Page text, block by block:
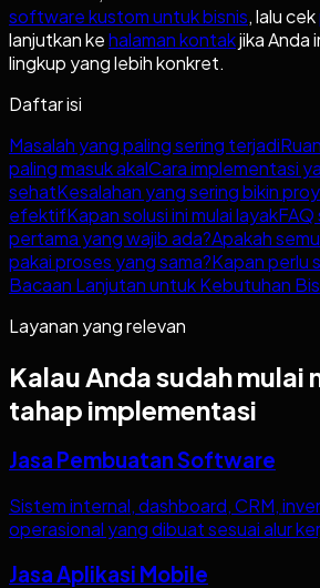
software kustom untuk bisnis, lalu cek
lanjutkan kehalaman kontakjika Anda
lingkup yang lebih konkret.
Daftar isi
Masalah yang paling sering terjadi
paling masuk akalCara implementasi
sehatKesalahan yang sering bikin
efektifKapan solusi ini mulai layakFAQ
pertama yang wajib ada?Apakah
pakai proses yang sama?Kapan perlu
Bacaan Lanjutan untuk Kebutuhan
Layanan yang relevan
Kalau Anda sudah mulai
tahap implementasi
Jasa Pembuatan Software
Sistem internal, dashboard, CRM,
operasional yang dibuat sesuai alur
Jasa Aplikasi Mobile